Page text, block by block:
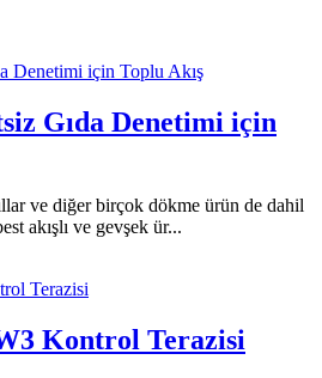
Gıda Denetimi için
ve diğer birçok dökme ürün de dahil
akışlı ve gevşek ür...
Kontrol Terazisi